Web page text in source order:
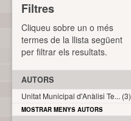
Filtres
Cliqueu sobre un o més
termes de la llista següent
per filtrar els resultats.
AUTORS
Unitat Municipal d'Anàlisi Te... (3)
MOSTRAR MENYS AUTORS